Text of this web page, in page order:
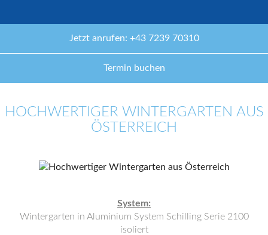
Jetzt anrufen: +43 7239 70310
Termin buchen
HOCHWERTIGER WINTERGARTEN AUS
ÖSTERREICH
System:
Wintergarten in Aluminium System Schilling Serie 2100
isoliert